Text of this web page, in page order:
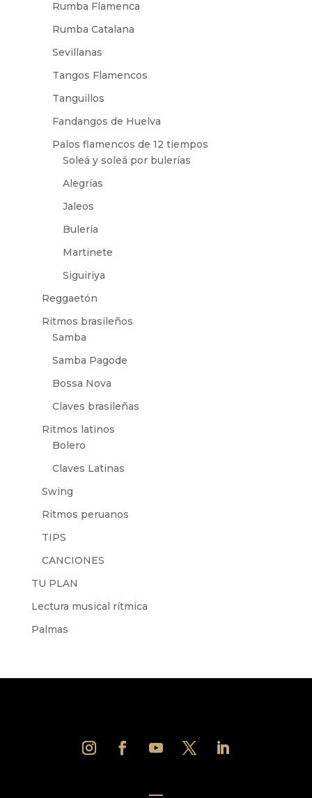
Rumba Flamenca
Rumba Catalana
Sevillanas
Tangos Flamencos
Tanguillos
Fandangos de Huelva
Palos flamencos de 12 tiempos
Soleá y soleá por bulerías
Alegrías
Jaleos
Bulería
Martinete
Siguiriya
Reggaetón
Ritmos brasileños
Samba
Samba Pagode
Bossa Nova
Claves brasileñas
Ritmos latinos
Bolero
Claves Latinas
Swing
Ritmos peruanos
TIPS
CANCIONES
TU PLAN
Lectura musical rítmica
Palmas